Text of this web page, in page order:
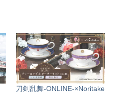
刀剣乱舞-ONLINE-×Noritake